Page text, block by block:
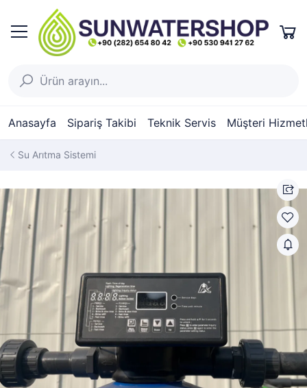
Anasayfa Sipariş Takibi Teknik Servis Müşteri
Su Arıtma Sistemi